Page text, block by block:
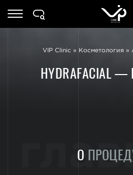
VIP Clinic » Косметология »
HYDRAFACIAL
О